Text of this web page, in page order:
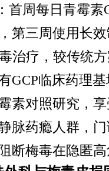
首周每日青霉素
第三周使用长
治疗，较传统
GCP临床药理
素对照研究，
脉药瘾人群，
断梅毒在隐匿